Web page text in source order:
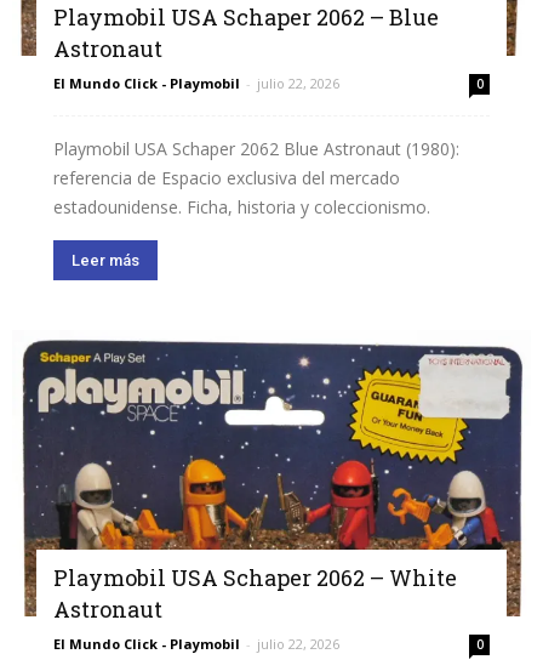
Playmobil USA Schaper 2062 – Blue
Astronaut
El Mundo Click - Playmobil - julio 22, 2026 0
Playmobil USA Schaper 2062 Blue Astronaut (1980):
referencia de Espacio exclusiva del mercado
estadounidense. Ficha, historia y coleccionismo.
Leer más
Playmobil USA Schaper 2062 – White
Astronaut
El Mundo Click - Playmobil - julio 22, 2026 0